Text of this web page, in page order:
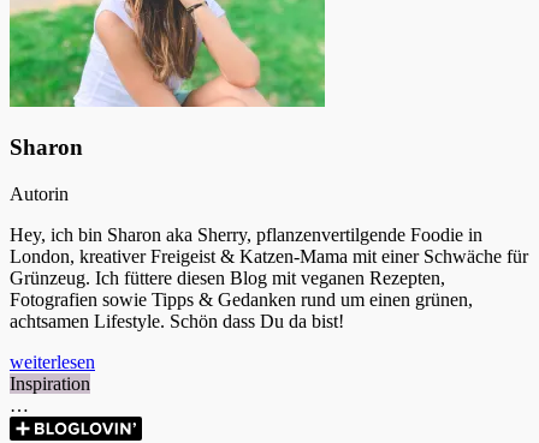
Sharon
Autorin
Hey, ich bin Sharon aka Sherry, pflanzenvertilgende Foodie in
London, kreativer Freigeist & Katzen-Mama mit einer Schwäche für
Grünzeug. Ich füttere diesen Blog mit veganen Rezepten,
Fotografien sowie Tipps & Gedanken rund um einen grünen,
achtsamen Lifestyle. Schön dass Du da bist!
weiterlesen
Inspiration
…